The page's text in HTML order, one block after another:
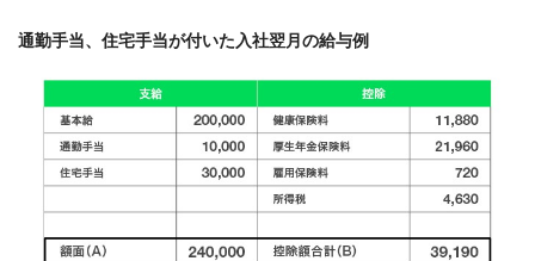
通勤手当、住宅手当が付いた入社翌月の給与例